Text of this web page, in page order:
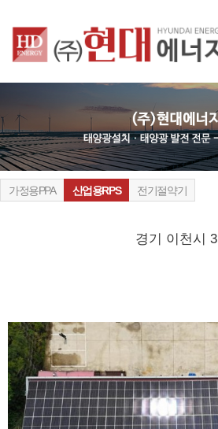
가정용PPA 산업용RPS 전기절약기
경기 이천시 3